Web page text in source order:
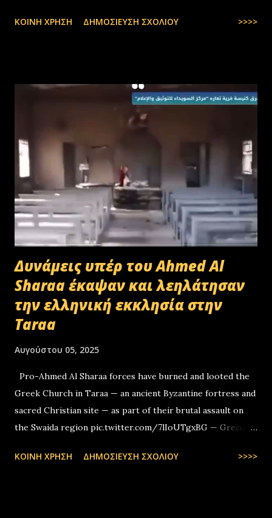
ΚΟΙΝΉ ΧΡΉΣΗ ΔΗΜΟΣΊΕΥΣΗ ΣΧΟΛΊΟΥ >>>>
Δυνάμεις υπέρ του Ahmed Al
Sharaa έκαψαν και λεηλάτησαν
την ελληνική εκκλησία στην
Taraa
Αυγούστου 05, 2025
Pro-Ahmed Al Sharaa forces have burned and looted the
Greek Church in Taraa — an ancient Byzantine fortress and
sacred Christian site — as part of their brutal assault on
the Swaida region pic.twitter.com/7lIoUTgxBG — Greco-
ΚΟΙΝΉ ΧΡΉΣΗ ΔΗΜΟΣΊΕΥΣΗ ΣΧΟΛΊΟΥ >>>>